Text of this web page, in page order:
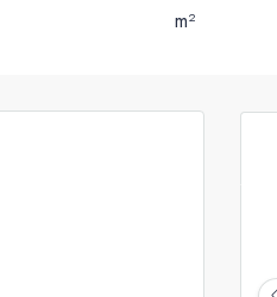
m²